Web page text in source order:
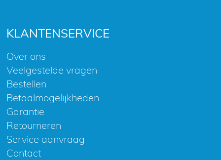
KLANTENSERVICE
Over ons
Veelgestelde vragen
Bestellen
Betaalmogelijkheden
Garantie
Retourneren
Service aanvraag
Contact